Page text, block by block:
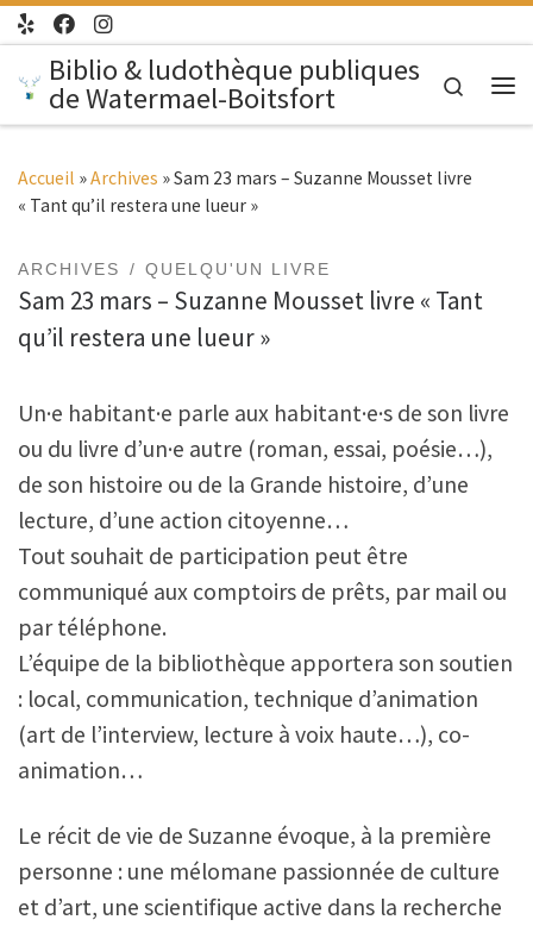
Passer au contenu
Biblio & ludothèque publiques
de Watermael-Boitsfort
Search
Accueil »Archives »Sam 23 mars – Suzanne Mousset livre
« Tant qu’il restera une lueur »
ARCHIVES QUELQU'UN LIVRE
Sam 23 mars – Suzanne Mousset livre « Tant
qu’il restera une lueur »
Un·e habitant·e parle aux habitant·e·s de son livre
ou du livre d’un·e autre (roman, essai, poésie…),
de son histoire ou de la Grande histoire, d’une
lecture, d’une action citoyenne…
Tout souhait de participation peut être
communiqué aux comptoirs de prêts, par mail ou
par téléphone.
L’équipe de la bibliothèque apportera son soutien
: local, communication, technique d’animation
(art de l’interview, lecture à voix haute…), co-
animation…
Le récit de vie de Suzanne évoque, à la première
personne : une mélomane passionnée de culture
et d’art, une scientifique active dans la recherche